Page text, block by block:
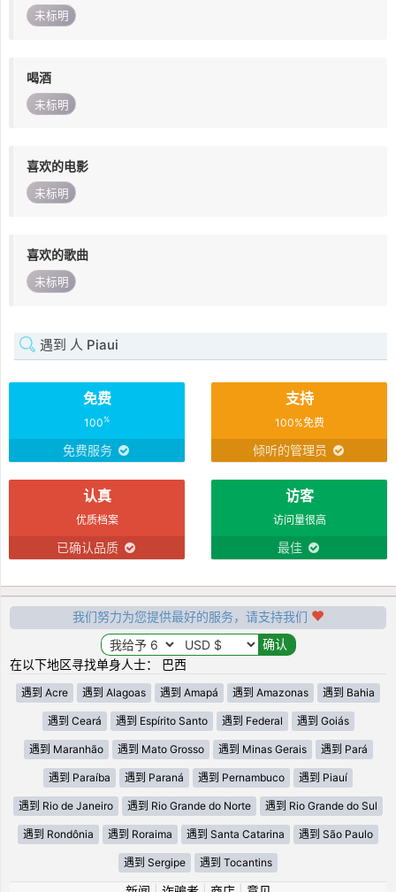
未标明
喝酒
未标明
喜欢的电影
未标明
喜欢的歌曲
未标明
遇到 人 Piaui
免费
100%
免费服务
支持
100%免费
倾听的管理员
认真
优质档案
已确认品质
访客
访问量很高
最佳
我们努力为您提供最好的服务，请支持我们
在以下地区寻找单身人士： 巴西
遇到 Acre 遇到 Alagoas 遇到 Amapá 遇到 Amazonas 遇到 Bahia
遇到 Ceará 遇到 Espírito Santo 遇到 Federal 遇到 Goiás
遇到 Maranhão 遇到 Mato Grosso 遇到 Minas Gerais 遇到 Pará
遇到 Paraíba 遇到 Paraná 遇到 Pernambuco 遇到 Piauí
遇到 Rio de Janeiro 遇到 Rio Grande do Norte 遇到 Rio Grande do Sul
遇到 Rondônia 遇到 Roraima 遇到 Santa Catarina 遇到 São Paulo
遇到 Sergipe 遇到 Tocantins